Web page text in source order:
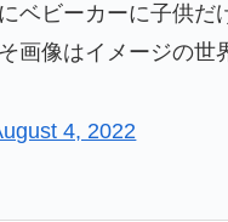
ベビーカーに子供
画像はイメージの世
4, 2022